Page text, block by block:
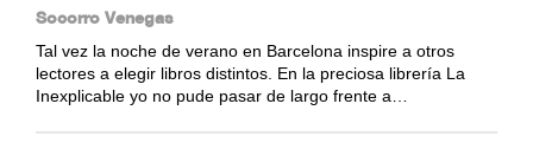
Socorro Venegas
Tal vez la noche de verano en Barcelona inspire a otros
lectores a elegir libros distintos. En la preciosa librería La
Inexplicable yo no pude pasar de largo frente a…